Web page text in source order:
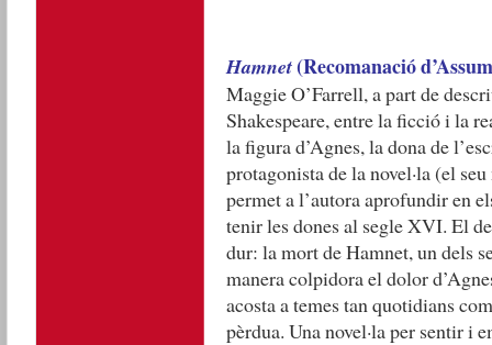
Hamnet(Recomanació
Maggie O’Farrell, a part de
Shakespeare, entre la ficció i la
la figura d’Agnes, la dona de
protagonista de la novel·la (el
permet a l’autora aprofundir en
tenir les dones al segle XVI. El
dur: la mort de Hamnet, un dels
manera colpidora el dolor
acosta a temes tan quotidians
pèrdua. Una novel·la per sentir i